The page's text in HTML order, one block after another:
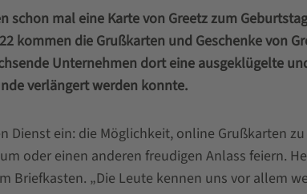
mal eine Karte von Greetz zum
kommen die Grußkarten und Geschenke von
Unternehmen dort eine ausgeklügelte
verlängert werden konnte.
Dienst ein: die Möglichkeit, online Grußkarten
oder einen anderen freudigen Anlass feiern.
Briefkasten. „Die Leute kennen uns vor allem